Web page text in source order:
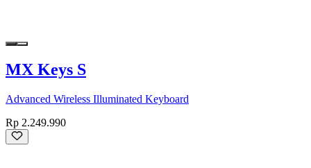
MX Keys S
Advanced Wireless Illuminated Keyboard
Rp 2.249.990